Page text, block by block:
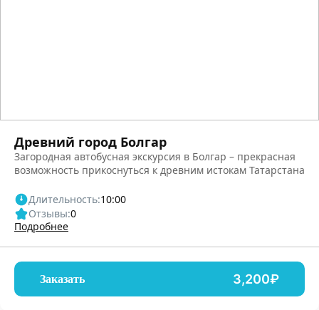
Древний город Болгар
Загородная автобусная экскурсия в Болгар – прекрасная
возможность прикоснуться к древним истокам Татарстана
Длительность:10:00
Отзывы:0
Подробнее
Заказать 3,200₽